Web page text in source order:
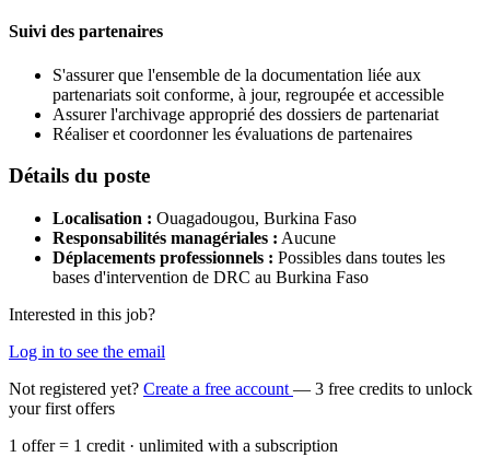
Suivi des partenaires
S'assurer que l'ensemble de la documentation liée aux
partenariats soit conforme, à jour, regroupée et accessible
Assurer l'archivage approprié des dossiers de partenariat
Réaliser et coordonner les évaluations de partenaires
Détails du poste
Localisation : Ouagadougou, Burkina Faso
Responsabilités managériales : Aucune
Déplacements professionnels : Possibles dans toutes les
bases d'intervention de DRC au Burkina Faso
Interested in this job?
Log in to see the email
Not registered yet? Create a free account — 3 free credits to unlock
your first offers
1 offer = 1 credit · unlimited with a subscription